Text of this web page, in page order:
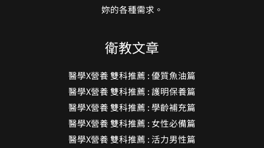
妳的各種需求。
衛教文章
醫學X營養 雙科推薦 : 優質魚油篇
醫學X營養 雙科推薦 : 護明保養篇
醫學X營養 雙科推薦 : 學齡補充篇
醫學X營養 雙科推薦 : 女性必備篇
醫學X營養 雙科推薦 : 活力男性篇